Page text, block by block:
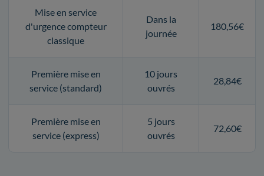
Mise en service
d'urgence compteur
classique
Dans la
journée
180,56€
Première mise en
service (standard)
10 jours
ouvrés
28,84€
Première mise en
service (express)
5 jours
ouvrés
72,60€